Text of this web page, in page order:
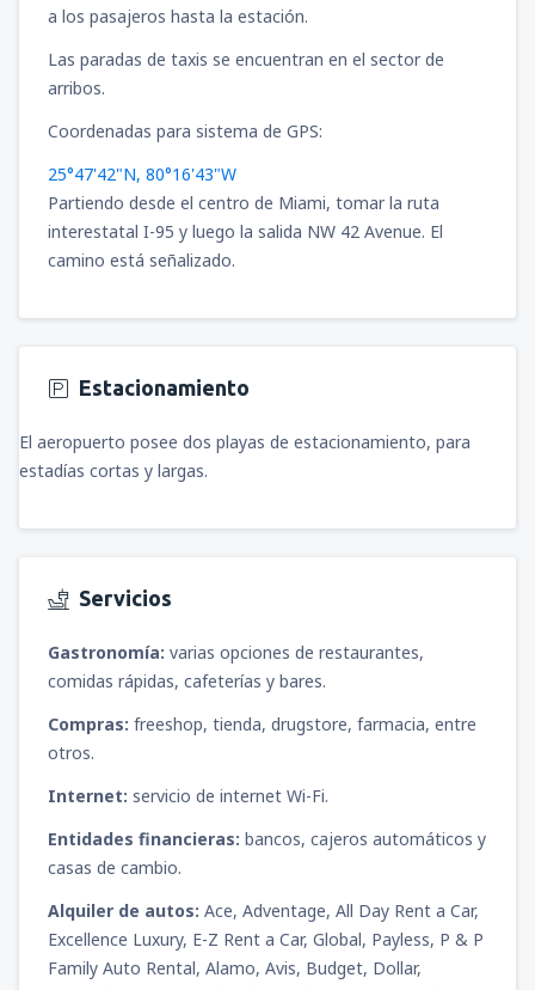
a los pasajeros hasta la estación.
Las paradas de taxis se encuentran en el sector de
arribos.
Coordenadas para sistema de GPS:
25°47'42"N, 80°16'43"W
Partiendo desde el centro de Miami, tomar la ruta
interestatal I-95 y luego la salida NW 42 Avenue. El
camino está señalizado.
Estacionamiento
El aeropuerto posee dos playas de estacionamiento, para
estadías cortas y largas.
Servicios
Gastronomía: varias opciones de restaurantes,
comidas rápidas, cafeterías y bares.
Compras: freeshop, tienda, drugstore, farmacia, entre
otros.
Internet: servicio de internet Wi-Fi.
Entidades financieras: bancos, cajeros automáticos y
casas de cambio.
Alquiler de autos: Ace, Adventage, All Day Rent a Car,
Excellence Luxury, E-Z Rent a Car, Global, Payless, P & P
Family Auto Rental, Alamo, Avis, Budget, Dollar,